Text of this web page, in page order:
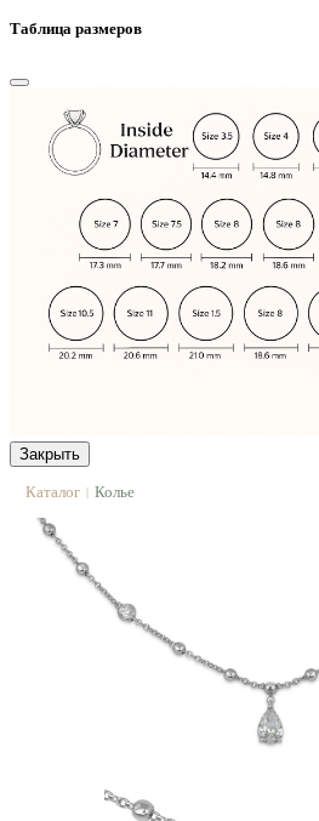
Таблица размеров
Закрыть
Каталог | Колье